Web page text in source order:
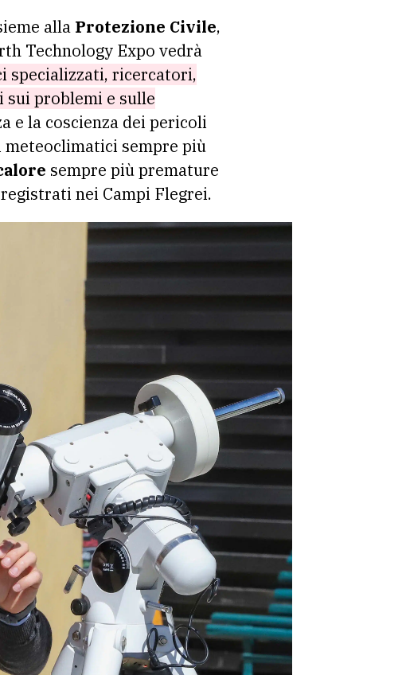
alla Protezione Civile,
Technology Expo vedrà
specializzati, ricercatori,
problemi e sulle
e la coscienza dei pericoli
sempre più
sempre più premature
nei Campi Flegrei.